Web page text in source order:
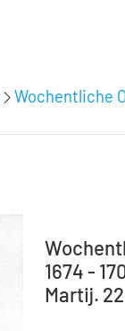
Wochentliche
1674 -
Martij.